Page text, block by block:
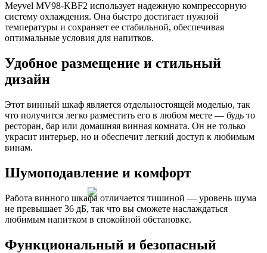
Meyvel MV98-KBF2 использует надежную компрессорную
систему охлаждения. Она быстро достигает нужной
температуры и сохраняет ее стабильной, обеспечивая
оптимальные условия для напитков.
Удобное размещение и стильный
дизайн
Этот винный шкаф является отдельностоящей моделью, так
что получится легко разместить его в любом месте — будь то
ресторан, бар или домашняя винная комната. Он не только
украсит интерьер, но и обеспечит легкий доступ к любимым
винам.
Шумоподавление и комфорт
Работа винного шкафа отличается тишиной — уровень шума
не превышает 36 дБ, так что вы сможете наслаждаться
любимым напитком в спокойной обстановке.
Функциональный и безопасный